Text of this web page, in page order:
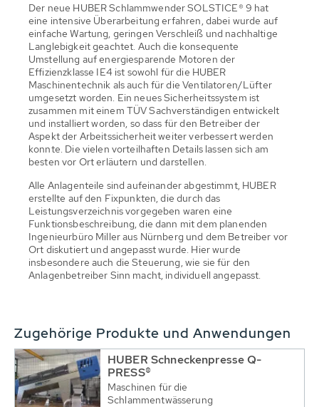
Der neue HUBER Schlammwender SOLSTICE® 9 hat
eine intensive Überarbeitung erfahren, dabei wurde auf
einfache Wartung, geringen Verschleiß und nachhaltige
Langlebigkeit geachtet. Auch die konsequente
Umstellung auf energiesparende Motoren der
Effizienzklasse IE4 ist sowohl für die HUBER
Maschinentechnik als auch für die Ventilatoren/Lüfter
umgesetzt worden. Ein neues Sicherheitssystem ist
zusammen mit einem TÜV Sachverständigen entwickelt
und installiert worden, so dass für den Betreiber der
Aspekt der Arbeitssicherheit weiter verbessert werden
konnte. Die vielen vorteilhaften Details lassen sich am
besten vor Ort erläutern und darstellen.
Alle Anlagenteile sind aufeinander abgestimmt, HUBER
erstellte auf den Fixpunkten, die durch das
Leistungsverzeichnis vorgegeben waren eine
Funktionsbeschreibung, die dann mit dem planenden
Ingenieurbüro Miller aus Nürnberg und dem Betreiber vor
Ort diskutiert und angepasst wurde. Hier wurde
insbesondere auch die Steuerung, wie sie für den
Anlagenbetreiber Sinn macht, individuell angepasst.
Zugehörige Produkte und Anwendungen
HUBER Schneckenpresse Q-
PRESS®
Maschinen für die
Schlammentwässerung